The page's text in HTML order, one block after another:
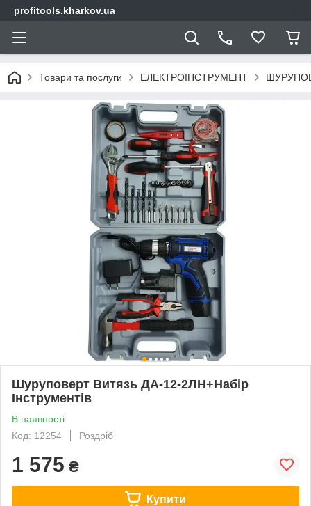
profitools.kharkov.ua
Товари та послуги ЕЛЕКТРОІНСТРУМЕНТ
Шуруповерт Витязь ДА-12-2ЛН+Набір
Інструментів
В наявності
Код: 12254
Роздріб
1 575 ₴
Купити